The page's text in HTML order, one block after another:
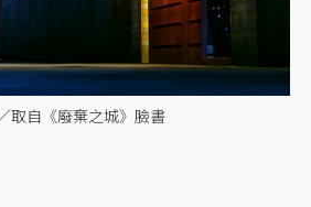
取自《廢棄之城》臉書